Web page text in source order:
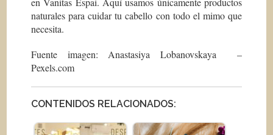
naturales para cuidar tu cabello con todo el mimo que
necesita.
Fuente imagen: Anastasiya Lobanovskaya –
Pexels.com
CONTENIDOS RELACIONADOS: